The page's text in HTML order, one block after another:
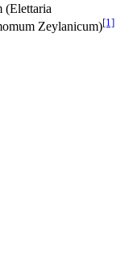
(Elettaria
Zeylanicum)[1]